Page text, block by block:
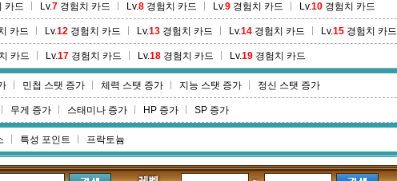
카드 Lv.7 경험치 카드 Lv.8 경험치 카드 Lv.9 경험치 카드 Lv.10 경험치 카드
카드 Lv.12 경험치 카드 Lv.13 경험치 카드 Lv.14 경험치 카드 Lv.15 경험치 카드
카드 Lv.17 경험치 카드 Lv.18 경험치 카드 Lv.19 경험치 카드
민첩 스탯 증가 체력 스탯 증가 지능 스탯 증가 정신 스탯 증가
무게 증가 스태미나 증가 HP 증가 SP 증가
특성 포인트 프락토늄